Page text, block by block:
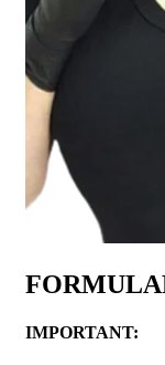
IMPORTANT: